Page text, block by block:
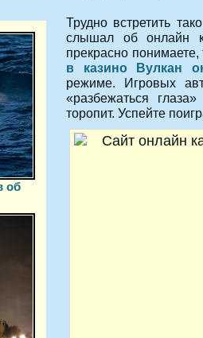
об
Трудно встретить
слышал об онлайн
прекрасно
в казино Вулкан
режиме. Игровых
«разбежаться
торопит. Успейте